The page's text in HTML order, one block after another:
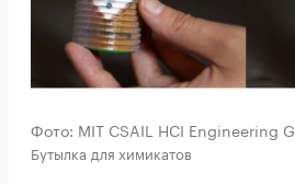
Фото: MIT CSAIL HCI Engineering
Бутылка для химикатов